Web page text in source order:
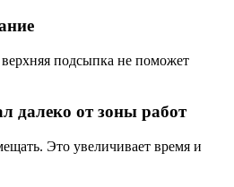
подсыпка не поможет
далеко от зоны работ
Это увеличивает время и